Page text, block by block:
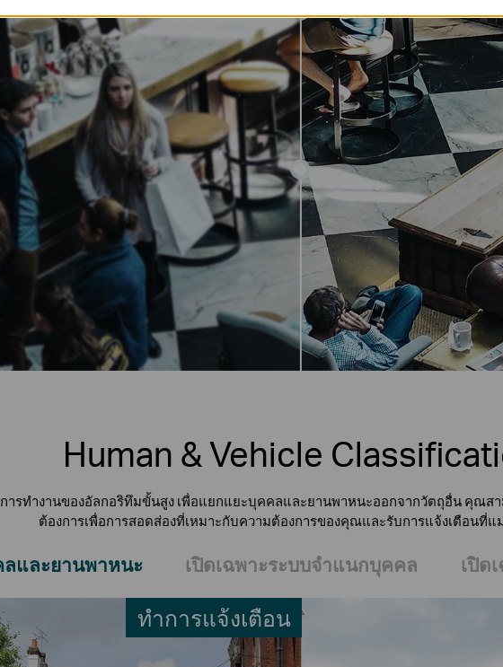
Human & Vehicle
ารทำงานของอัลกอริทึมขั้นสูง เพื่อแยกแยะบุคคลและยานพาหนะออกจากวัตถุอื่น คุณส
ต้องการเพื่อการสอดส่องที่เหมาะกับความต้องการของคุณและรับการแจ้งเตือนที่
และยานพาหนะ เปิดเฉพาะระบบจำแนกบุคคล เปิด
ทำการแจ้งเตือน